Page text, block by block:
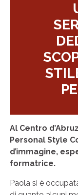
Al Centro
Personal Style
d’immagine,
formatrice.
Paola si è